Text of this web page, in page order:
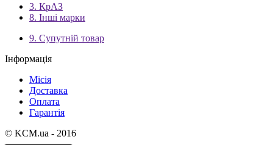
3. КрАЗ
8. Інші марки
9. Супутній товар
Інформація
Місія
Доставка
Оплата
Гарантія
© KCM.ua - 2016